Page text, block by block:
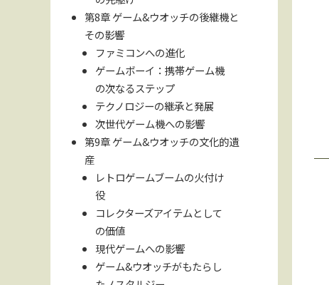
第8章 ゲーム&ウオッチの後継機と
その影響
ファミコンへの進化
ゲームボーイ：携帯ゲーム機
の次なるステップ
テクノロジーの継承と発展
次世代ゲーム機への影響
第9章 ゲーム&ウオッチの文化的遺
産
レトロゲームブームの火付け
役
コレクターズアイテムとして
の価値
現代ゲームへの影響
ゲーム&ウオッチがもたらし